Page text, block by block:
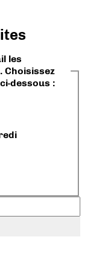
les
Choisissez
dessous :